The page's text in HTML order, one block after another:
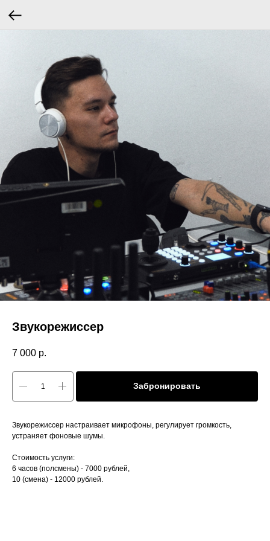
Звукорежиссер
7 000 р.
Забронировать
Звукорежиссер настраивает микрофоны, регулирует громкость,
устраняет фоновые шумы.
Стоимость услуги:
6 часов (полсмены) - 7000 рублей,
10 (смена) - 12000 рублей.